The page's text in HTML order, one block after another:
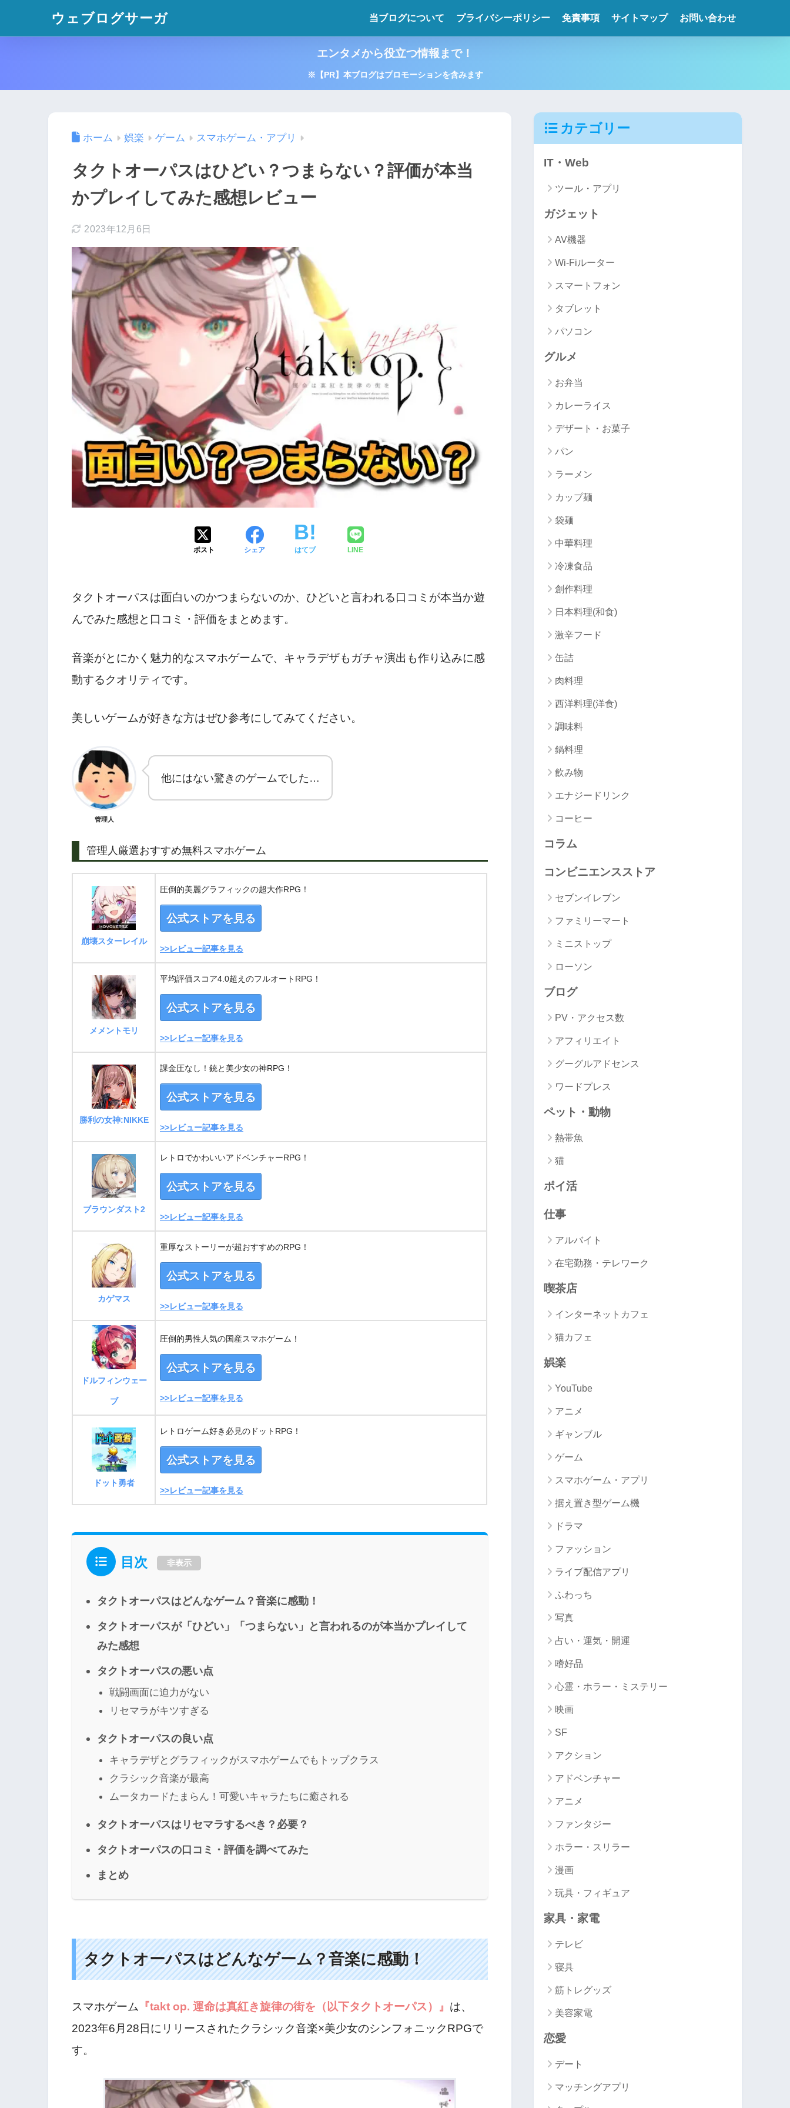
ウェブログサーガ 当ブログについて プライバシーポリシー 免責事項 サイトマップ お問い合わせ
エンタメから役立つ情報まで！
※【PR】本ブログはプロモーションを含みます
ホーム 娯楽 ゲーム スマホゲーム・アプリ
タクトオーパスはひどい？つまらない？評価が本当
かプレイしてみた感想レビュー
2023年12月6日
ポスト シェア はてブ LINE
タクトオーパスは面白いのかつまらないのか、ひどいと言われる口コミが本当か遊
んでみた感想と口コミ・評価をまとめます。
音楽がとにかく魅力的なスマホゲームで、キャラデザもガチャ演出も作り込みに感
動するクオリティです。
美しいゲームが好きな方はぜひ参考にしてみてください。
管理人
他にはない驚きのゲームでした…
管理人厳選おすすめ無料スマホゲーム
崩壊スターレイル
圧倒的美麗グラフィックの超大作RPG！
公式ストアを見る
>>レビュー記事を見る
メメントモリ
平均評価スコア4.0超えのフルオートRPG！
公式ストアを見る
>>レビュー記事を見る
勝利の女神:NIKKE
課金圧なし！銃と美少女の神RPG！
公式ストアを見る
>>レビュー記事を見る
ブラウンダスト2
レトロでかわいいアドベンチャーRPG！
公式ストアを見る
>>レビュー記事を見る
カゲマス
重厚なストーリーが超おすすめのRPG！
公式ストアを見る
>>レビュー記事を見る
ドルフィンウェー
ブ
圧倒的男性人気の国産スマホゲーム！
公式ストアを見る
>>レビュー記事を見る
ドット勇者
レトロゲーム好き必見のドットRPG！
公式ストアを見る
>>レビュー記事を見る
目次 非表示
タクトオーパスはどんなゲーム？音楽に感動！
タクトオーパスが「ひどい」「つまらない」と言われるのが本当かプレイして
みた感想
タクトオーパスの悪い点
戦闘画面に迫力がない
リセマラがキツすぎる
タクトオーパスの良い点
キャラデザとグラフィックがスマホゲームでもトップクラス
クラシック音楽が最高
ムータカードたまらん！可愛いキャラたちに癒される
タクトオーパスはリセマラするべき？必要？
タクトオーパスの口コミ・評価を調べてみた
まとめ
タクトオーパスはどんなゲーム？音楽に感動！
スマホゲーム 『takt op. 運命は真紅き旋律の街を（以下タクトオーパス）』 は、
2023年6月28日にリリースされたクラシック音楽×美少女のシンフォニックRPGで
す。
カテゴリー
IT・Web
ツール・アプリ
ガジェット
AV機器
Wi-Fiルーター
スマートフォン
タブレット
パソコン
グルメ
お弁当
カレーライス
デザート・お菓子
パン
ラーメン
カップ麺
袋麺
中華料理
冷凍食品
創作料理
日本料理(和食)
激辛フード
缶詰
肉料理
西洋料理(洋食)
調味料
鍋料理
飲み物
エナジードリンク
コーヒー
コラム
コンビニエンスストア
セブンイレブン
ファミリーマート
ミニストップ
ローソン
ブログ
PV・アクセス数
アフィリエイト
グーグルアドセンス
ワードプレス
ペット・動物
熱帯魚
猫
ポイ活
仕事
アルバイト
在宅勤務・テレワーク
喫茶店
インターネットカフェ
猫カフェ
娯楽
YouTube
アニメ
ギャンブル
ゲーム
スマホゲーム・アプリ
据え置き型ゲーム機
ドラマ
ファッション
ライブ配信アプリ
ふわっち
写真
占い・運気・開運
嗜好品
心霊・ホラー・ミステリー
映画
SF
アクション
アドベンチャー
アニメ
ファンタジー
ホラー・スリラー
漫画
玩具・フィギュア
家具・家電
テレビ
寝具
筋トレグッズ
美容家電
恋愛
デート
マッチングアプリ